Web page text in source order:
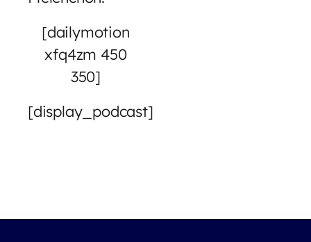
[dailymotion
xfq4zm 450
350]
[display_podcast]